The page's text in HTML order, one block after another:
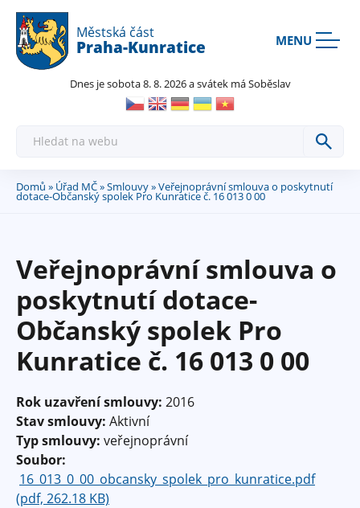
Městská část
Praha-Kunratice
Dnes je sobota 8. 8. 2026 a svátek má Soběslav
a
t
MENU
Jste
Domů » Úřad MČ»Smlouvy» Veřejnoprávní smlouva o poskytnutí
dotace-Občanský spolek Pro Kunratice č. 16 013 0 00
Veřejnoprávní smlouva o
poskytnutí dotace-
Občanský spolek Pro
Kunratice č. 16 013 0 00
Rok uzavření smlouvy: 2016
Stav smlouvy: Aktivní
Typ smlouvy: veřejnoprávní
Soubor:
16_013_0_00_obcansky_spolek_pro_kunratice.pdf
(pdf, 262.18 KB)